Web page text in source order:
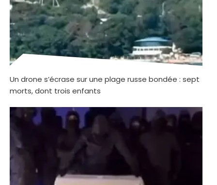
Un drone s’écrase sur une plage russe bondée : sept
morts, dont trois enfants